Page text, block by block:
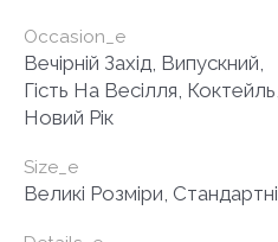
Occasion_e
Вечірній Захід, Випускний,
Гість На Весілля, Коктейль,
Новий Рік
Size_e
Великі Розміри, Стандартні